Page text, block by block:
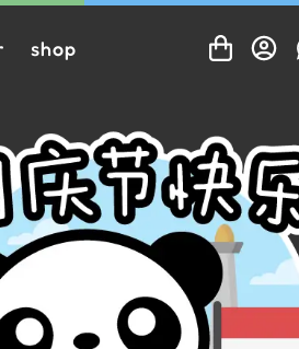
shop